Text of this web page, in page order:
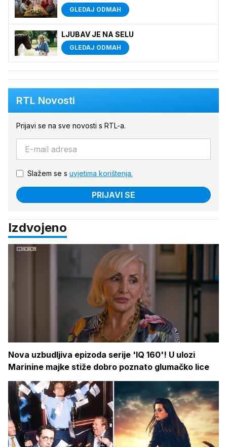
GLEDAJ ODMAH
LJUBAV JE NA SELU
GLEDAJ ODMAH
RTL Novosti
Prijavi se na sve novosti s RTL-a.
Slažem se s uvjetima korištenja.
PRIJAVI SE
Izdvojeno
Nova uzbudljiva epizoda serije 'IQ 160'! U ulozi
Marinine majke stiže dobro poznato glumačko lice